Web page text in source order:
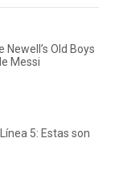
Old Boys
Messi
5: Estas son